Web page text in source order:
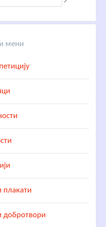
мени